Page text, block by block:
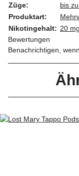
Züge:
bis
Produktart:
Nikotingehalt: 20 mg
Bewertungen
Benachrichtigen,